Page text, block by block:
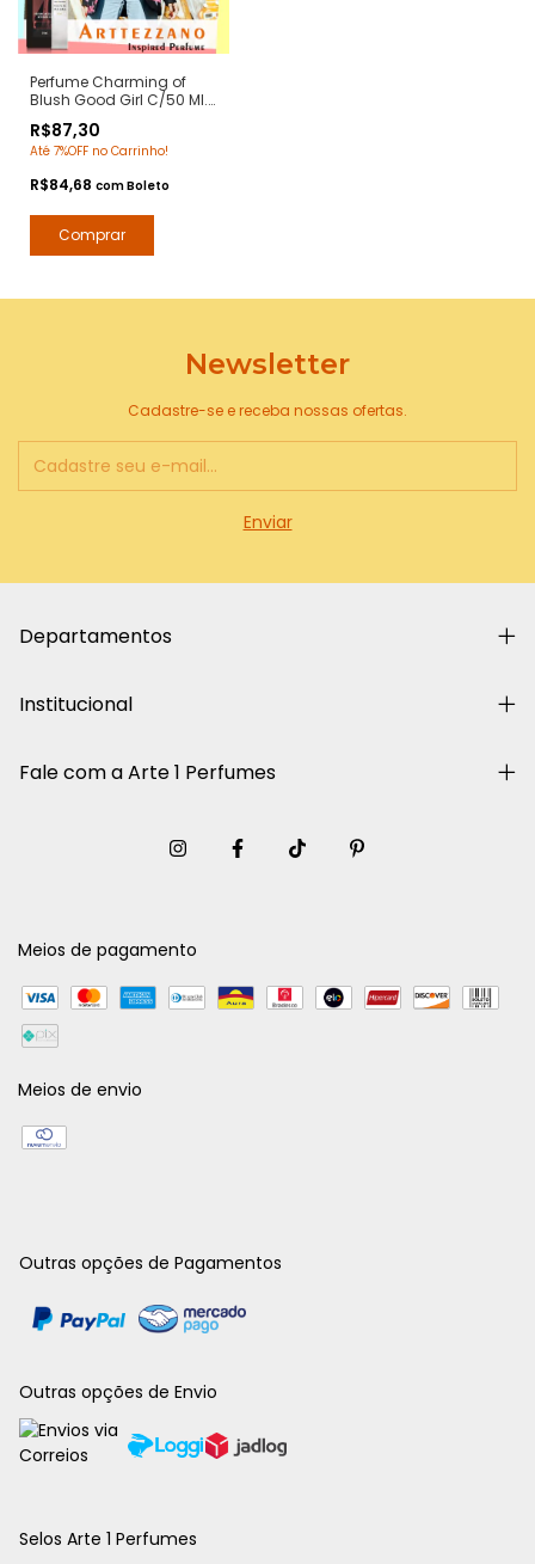
Perfume Charming of
Blush Good Girl C/50 Ml.
Contratipos Premium -
Arte 1 Perfumes
R$87,30
Até 7%OFF no Carrinho!
R$84,68 comBoleto
Newsletter
Cadastre-se e receba nossas ofertas.
Departamentos
Institucional
Fale com a Arte 1 Perfumes
Meios de pagamento
Meios de envio
Outras opções de Pagamentos
Outras opções de Envio
Selos Arte 1 Perfumes